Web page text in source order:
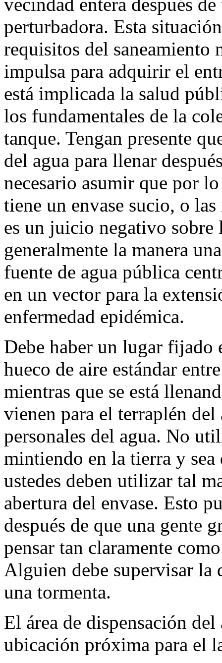
perturbadora. Esta
requisitos del saneamiento
impulsa para adquirir el
está implicada la salud
los fundamentales de la
tanque. Tengan presente
del agua para llenar
necesario asumir que por
tiene un envase sucio, o
es un juicio negativo sobre
generalmente la manera
fuente de agua pública
en un vector para la
enfermedad epidémica.
Debe haber un lugar fijado
hueco de aire estándar
mientras que se está
vienen para el terraplén del
personales del agua. No
mintiendo en la tierra y
ustedes deben utilizar tal
abertura del envase. Esto
después de que una gente
pensar tan claramente
Alguien debe supervisar la
una tormenta.
El área de dispensación
ubicación próxima para el